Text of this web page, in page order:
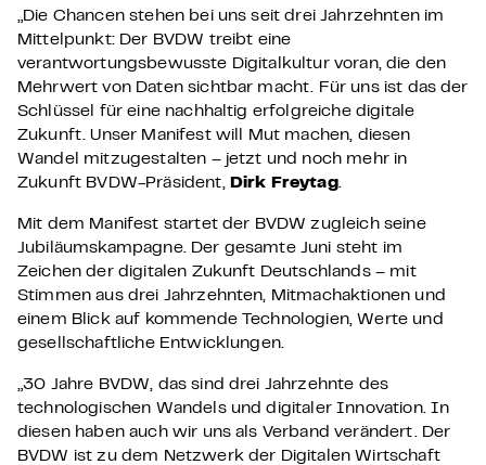
„Die Chancen stehen bei uns seit drei Jahrzehnten im
Mittelpunkt: Der BVDW treibt eine
verantwortungsbewusste Digitalkultur voran, die den
Mehrwert von Daten sichtbar macht. Für uns ist das der
Schlüssel für eine nachhaltig erfolgreiche digitale
Zukunft. Unser Manifest will Mut machen, diesen
Wandel mitzugestalten – jetzt und noch mehr in
Zukunft BVDW-Präsident, Dirk Freytag.
Mit dem Manifest startet der BVDW zugleich seine
Jubiläumskampagne. Der gesamte Juni steht im
Zeichen der digitalen Zukunft Deutschlands – mit
Stimmen aus drei Jahrzehnten, Mitmachaktionen und
einem Blick auf kommende Technologien, Werte und
gesellschaftliche Entwicklungen.
„30 Jahre BVDW, das sind drei Jahrzehnte des
technologischen Wandels und digitaler Innovation. In
diesen haben auch wir uns als Verband verändert. Der
BVDW ist zu dem Netzwerk der Digitalen Wirtschaft